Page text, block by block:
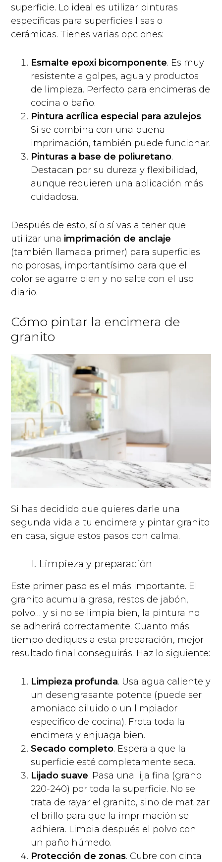
superficie. Lo ideal es utilizar pinturas
específicas para superficies lisas o
cerámicas. Tienes varias opciones:
Esmalte epoxi bicomponente. Es muy
resistente a golpes, agua y productos
de limpieza. Perfecto para encimeras de
cocina o baño.
Pintura acrílica especial para azulejos.
Si se combina con una buena
imprimación, también puede funcionar.
Pinturas a base de poliuretano.
Destacan por su dureza y flexibilidad,
aunque requieren una aplicación más
cuidadosa.
Después de esto, sí o sí vas a tener que
utilizar una imprimación de anclaje
(también llamada primer) para superficies
no porosas, importantísimo para que el
color se agarre bien y no salte con el uso
diario.
Cómo pintar la encimera de
granito
Si has decidido que quieres darle una
segunda vida a tu encimera y pintar granito
en casa, sigue estos pasos con calma.
1. Limpieza y preparación
Este primer paso es el más importante. El
granito acumula grasa, restos de jabón,
polvo… y si no se limpia bien, la pintura no
se adherirá correctamente. Cuanto más
tiempo dediques a esta preparación, mejor
resultado final conseguirás. Haz lo siguiente:
Limpieza profunda. Usa agua caliente y
un desengrasante potente (puede ser
amoniaco diluido o un limpiador
específico de cocina). Frota toda la
encimera y enjuaga bien.
Secado completo. Espera a que la
superficie esté completamente seca.
Lijado suave. Pasa una lija fina (grano
220-240) por toda la superficie. No se
trata de rayar el granito, sino de matizar
el brillo para que la imprimación se
adhiera. Limpia después el polvo con
un paño húmedo.
Protección de zonas. Cubre con cinta